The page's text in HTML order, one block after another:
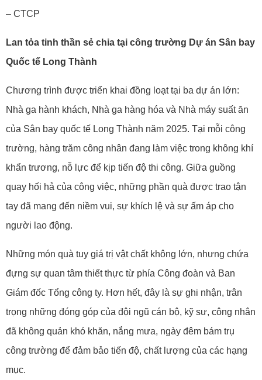
– CTCP
Lan tỏa tinh thần sẻ chia tại công trường Dự án Sân bay
Quốc tế Long Thành
Chương trình được triển khai đồng loạt tại ba dự án lớn:
Nhà ga hành khách, Nhà ga hàng hóa và Nhà máy suất ăn
của Sân bay quốc tế Long Thành năm 2025. Tại mỗi công
trường, hàng trăm công nhân đang làm việc trong không khí
khẩn trương, nỗ lực để kịp tiến độ thi công. Giữa guồng
quay hối hả của công việc, những phần quà được trao tận
tay đã mang đến niềm vui, sự khích lệ và sự ấm áp cho
người lao động.
Những món quà tuy giá trị vật chất không lớn, nhưng chứa
đựng sự quan tâm thiết thực từ phía Công đoàn và Ban
Giám đốc Tổng công ty. Hơn hết, đây là sự ghi nhận, trân
trọng những đóng góp của đội ngũ cán bộ, kỹ sư, công nhân
đã không quản khó khăn, nắng mưa, ngày đêm bám trụ
công trường để đảm bảo tiến độ, chất lượng của các hạng
mục.